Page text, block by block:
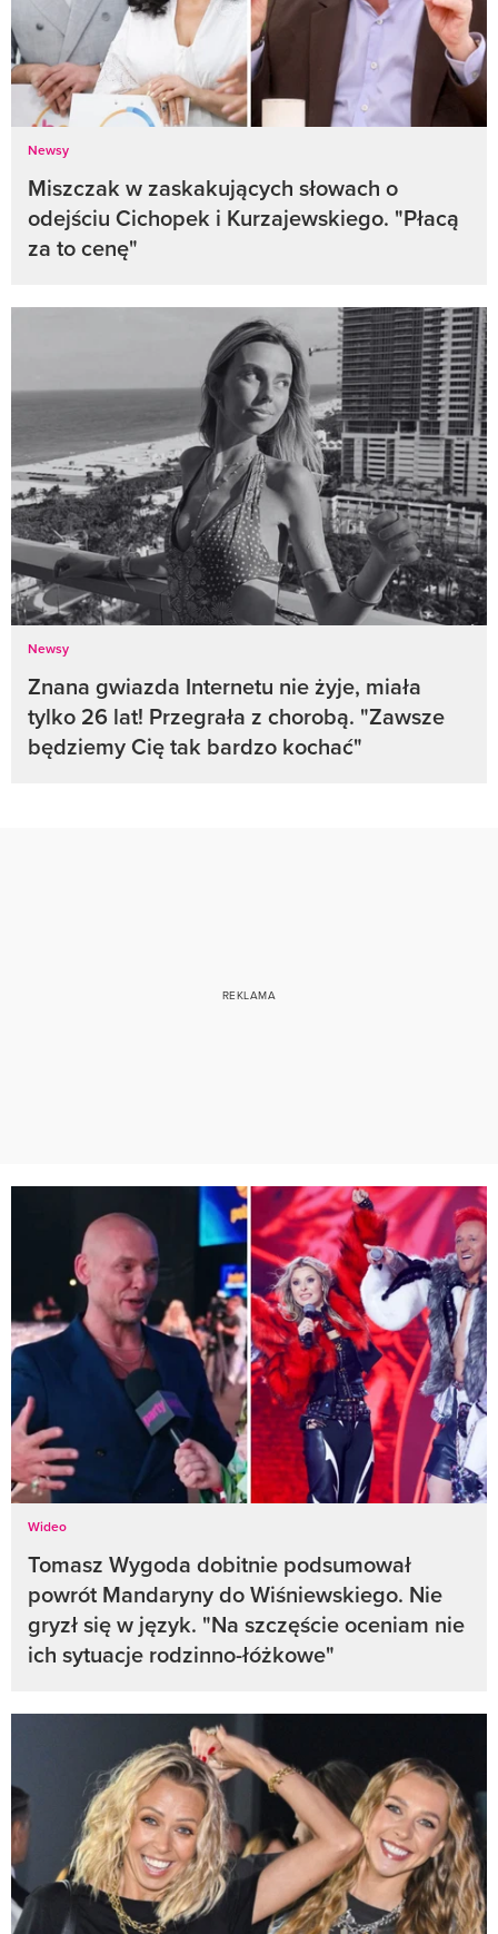
Newsy
Miszczak w zaskakujących słowach o
odejściu Cichopek i Kurzajewskiego. "Płacą
za to cenę"
Newsy
Znana gwiazda Internetu nie żyje, miała
tylko 26 lat! Przegrała z chorobą. "Zawsze
będziemy Cię tak bardzo kochać"
Wideo
Tomasz Wygoda dobitnie podsumował
powrót Mandaryny do Wiśniewskiego. Nie
gryzł się w język. "Na szczęście oceniam nie
ich sytuacje rodzinno-łóżkowe"